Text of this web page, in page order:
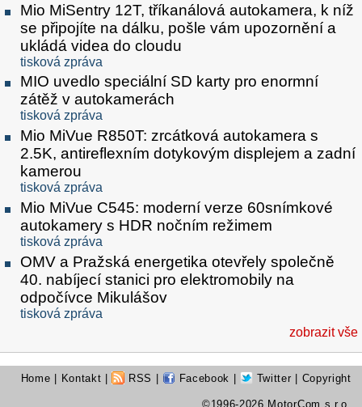
Mio MiSentry 12T, tříkanálová autokamera, k níž
se připojíte na dálku, pošle vám upozornění a
ukládá videa do cloudu
tisková zpráva
MIO uvedlo speciální SD karty pro enormní
zátěž v autokamerách
tisková zpráva
Mio MiVue R850T: zrcátková autokamera s
2.5K, antireflexním dotykovým displejem a zadní
kamerou
tisková zpráva
Mio MiVue C545: moderní verze 60snímkové
autokamery s HDR nočním režimem
tisková zpráva
OMV a Pražská energetika otevřely společně
40. nabíjecí stanici pro elektromobily na
odpočívce Mikulášov
tisková zpráva
zobrazit vše
Home | Kontakt | RSS | Facebook | Twitter | Copyright
©1996-2026 MotorCom s.r.o.